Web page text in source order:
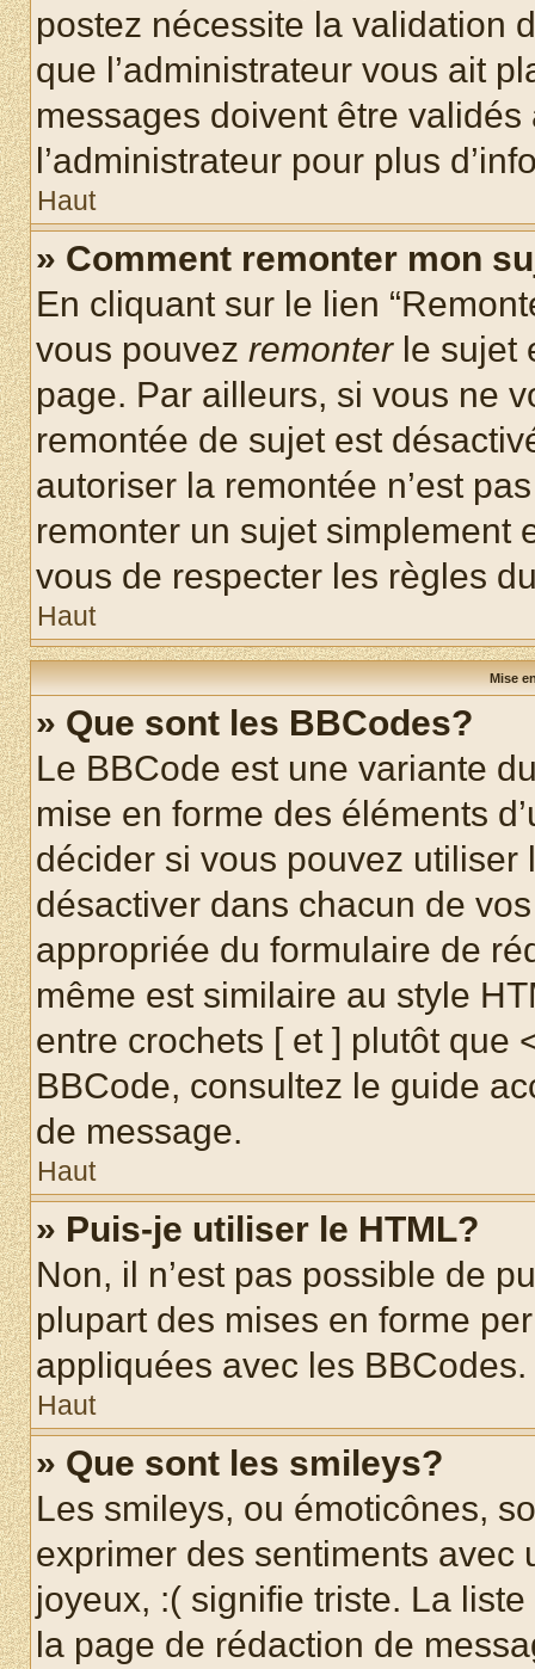
postez nécessite la validation
que l’administrateur vous ait
messages doivent être validés
l’administrateur pour plus
Haut
» Comment remonter mon
En cliquant sur le lien
vous pouvez remonterle sujet
page. Par ailleurs, si vous ne
remontée de sujet est
autoriser la remontée n’est
remonter un sujet simplement
vous de respecter les règles
Haut
Mise
» Que sont les BBCodes?
Le BBCode est une variante
mise en forme des éléments
décider si vous pouvez
désactiver dans chacun de
appropriée du formulaire de
même est similaire au style
entre crochets [ et ] plutôt que
BBCode, consultez le guide
de message.
Haut
» Puis-je utiliser le HTML?
Non, il n’est pas possible de
plupart des mises en forme
appliquées avec les BBCodes.
Haut
» Que sont les smileys?
Les smileys, ou émoticônes,
exprimer des sentiments avec
joyeux, :( signifie triste. La
la page de rédaction de